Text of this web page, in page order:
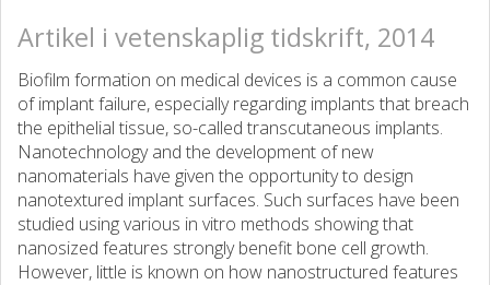
Artikel i vetenskaplig tidskrift, 2014
Biofilm formation on medical devices is a common cause
of implant failure, especially regarding implants that breach
the epithelial tissue, so-called transcutaneous implants.
Nanotechnology and the development of new
nanomaterials have given the opportunity to design
nanotextured implant surfaces. Such surfaces have been
studied using various in vitro methods showing that
nanosized features strongly benefit bone cell growth.
However, little is known on how nanostructured features